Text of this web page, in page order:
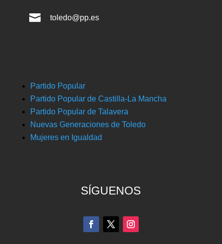
 toledo@pp.es
Partido Popular
Partido Popular de Castilla-La Mancha
Partido Popular de Talavera
Nuevas Generaciones de Toledo
Mujeres en Igualdad
SÍGUENOS